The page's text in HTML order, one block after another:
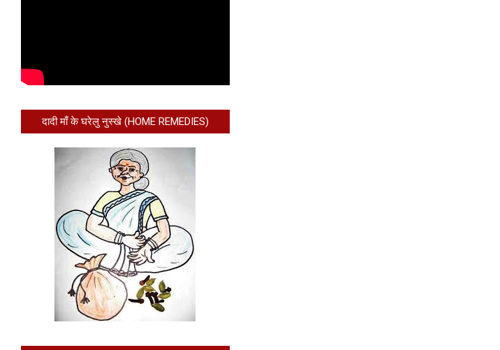
दादी माँ के घरेलु नुस्खे (HOME REMEDIES)